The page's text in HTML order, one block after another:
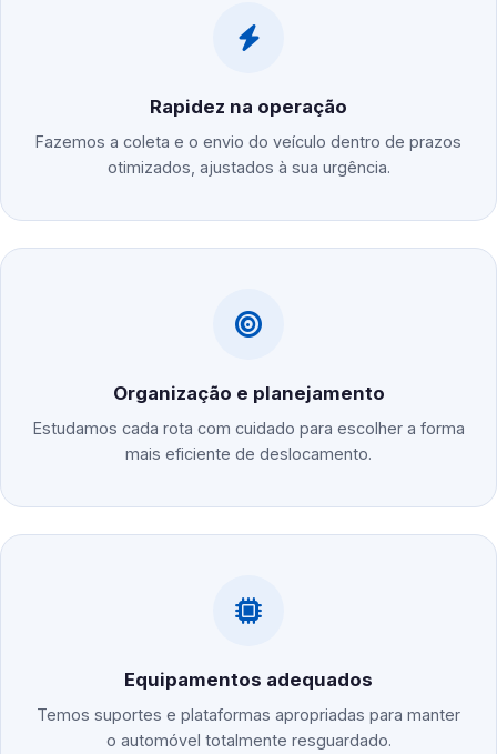
Rapidez na operação
Fazemos a coleta e o envio do veículo dentro de prazos
otimizados, ajustados à sua urgência.
Organização e planejamento
Estudamos cada rota com cuidado para escolher a forma
mais eficiente de deslocamento.
Equipamentos adequados
Temos suportes e plataformas apropriadas para manter
o automóvel totalmente resguardado.